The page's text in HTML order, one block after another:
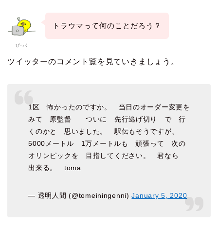
ぴっく
トラウマって何のことだろう？
ツイッターのコメント覧を見ていきましょう。
1区 怖かったのですか。 当日のオーダー変更を
みて 原監督 ついに 先行逃げ切り で 行
くのかと 思いました。 駅伝もそうですが、
5000メートル 1万メートルも 頑張って 次の
オリンピックを 目指してください。 君なら
出来る。 toma
— 透明人間 (@tomeiningenni)January 5, 2020